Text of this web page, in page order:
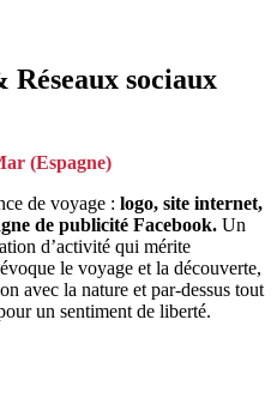
sociaux
(Espagne)
de voyage : logo, site internet,
de publicité Facebook. Un
d’activité qui mérite
le voyage et la découverte,
avec la nature et par-dessus tout
un sentiment de liberté.